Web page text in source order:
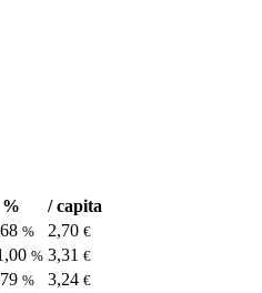
%
/ capita
% 2,70 €
% 3,31 €
% 3,24 €